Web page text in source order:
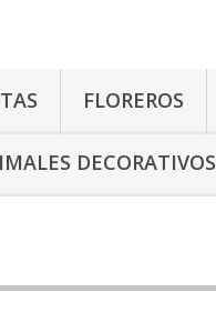
FLOREROS
DECORATIVOS